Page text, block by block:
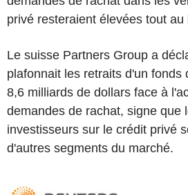
privé resteraient élevées tout au
Le suisse Partners Group a
plafonnait les retraits d'un fonds
8,6 milliards de dollars face à
demandes de rachat, signe que
investisseurs sur le crédit privé
d'autres segments du marché.